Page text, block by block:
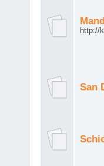
http://
San